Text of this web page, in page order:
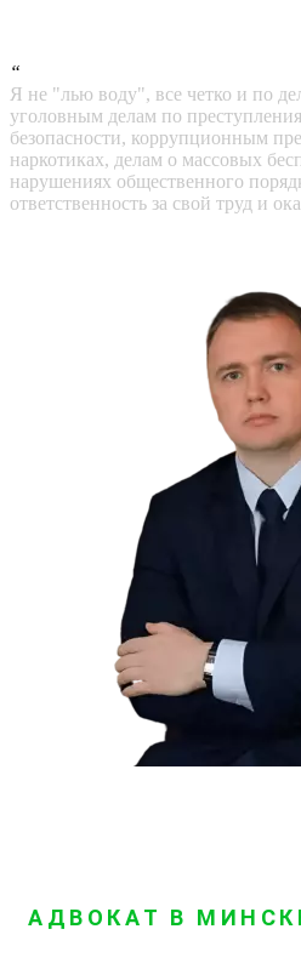
“
Я не "лью воду", все четко и по
уголовным делам по
безопасности, коррупционным
наркотиках, делам о массовых
нарушениях общественного
ответственность за свой труд и
АДВОКАТ В